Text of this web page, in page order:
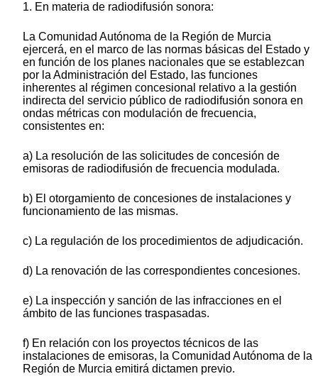
1. En materia de radiodifusión sonora:
La Comunidad Autónoma de la Región de Murcia
ejercerá, en el marco de las normas básicas del Estado y
en función de los planes nacionales que se establezcan
por la Administración del Estado, las funciones
inherentes al régimen concesional relativo a la gestión
indirecta del servicio público de radiodifusión sonora en
ondas métricas con modulación de frecuencia,
consistentes en:
a) La resolución de las solicitudes de concesión de
emisoras de radiodifusión de frecuencia modulada.
b) El otorgamiento de concesiones de instalaciones y
funcionamiento de las mismas.
c) La regulación de los procedimientos de adjudicación.
d) La renovación de las correspondientes concesiones.
e) La inspección y sanción de las infracciones en el
ámbito de las funciones traspasadas.
f) En relación con los proyectos técnicos de las
instalaciones de emisoras, la Comunidad Autónoma de la
Región de Murcia emitirá dictamen previo.